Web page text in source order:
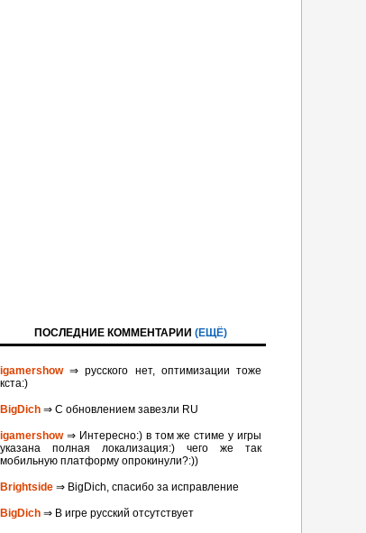
ПОСЛЕДНИЕ КОММЕНТАРИИ (ЕЩЁ)
igamershow⇒ русского нет, оптимизации тоже
кста:)
BigDich ⇒ С обновлением завезли RU
igamershow⇒ Интересно:) в том же стиме у игры
указана полная локализация:) чего же так
мобильную платформу опрокинули?:))
Brightside ⇒ BigDich, спасибо за исправление
BigDich ⇒ В игре русский отсутствует